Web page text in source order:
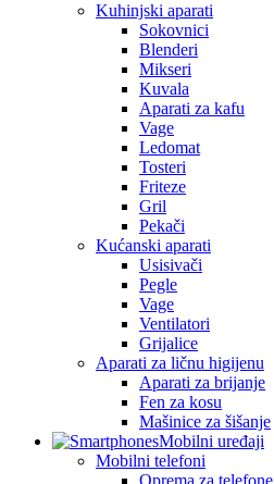
Kuhinjski aparati
Sokovnici
Blenderi
Mikseri
Kuvala
Aparati za kafu
Vage
Ledomat
Tosteri
Friteze
Gril
Pekači
Kućanski aparati
Usisivači
Pegle
Vage
Ventilatori
Grijalice
Aparati za ličnu higijenu
Aparati za brijanje
Fen za kosu
Mašinice za šišanje
Mobilni uređaji
Mobilni telefoni